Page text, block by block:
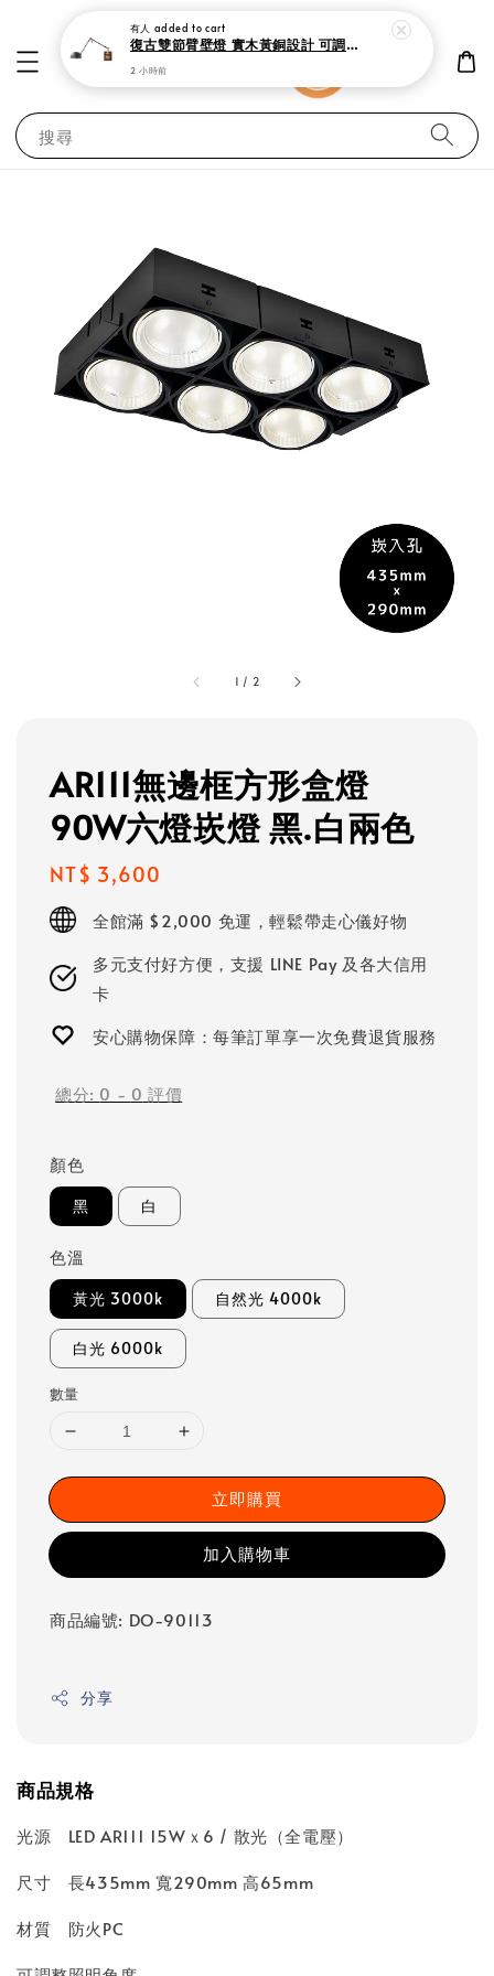
搜尋
1 / 2
AR111無邊框方形盒燈
90W六燈崁燈 黑.白兩色
Regular
price
NT$ 3,600
全館滿 $2,000 免運，輕鬆帶走心儀好物
多元支付好方便，支援 LINE Pay 及各大信用
卡
安心購物保障：每筆訂單享一次免費退貨服務
總分: 0 - 0 評價
顏色
黑 白
色溫
黃光 3000k 自然光 4000k
白光 6000k
數量
立即購買
加入購物車
商品編號: DO-90113
分享
商品規格
光源 LED AR111 15Wｘ6 / 散光（全電壓）
尺寸 長435mm 寬290mm 高65mm
材質 防火PC
有人 added to cart
復古雙節臂壁燈 實木黃銅設計 可調式工作閱讀燈
2 小時前